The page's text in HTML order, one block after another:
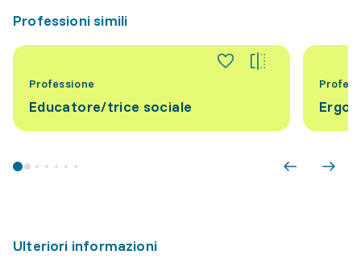
Professioni simili
Professione
Educatore/trice sociale
Ulteriori informazioni